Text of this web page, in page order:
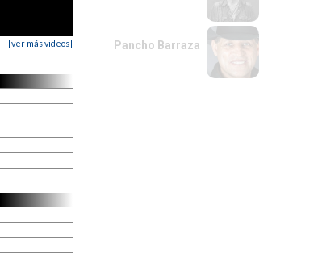
[ver más videos] Pancho Barraza